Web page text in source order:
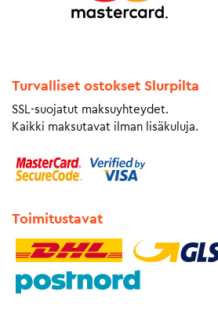
Turvalliset ostokset Slurpilta
SSL-suojatut maksuyhteydet.
Kaikki maksutavat ilman lisäkuluja.
Toimitustavat